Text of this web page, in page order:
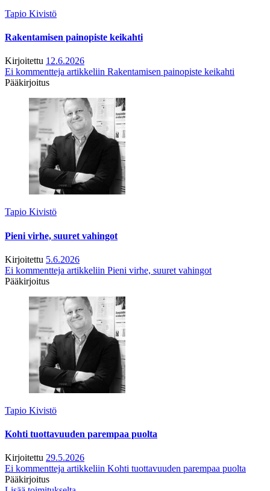
Tapio Kivistö
Rakentamisen painopiste keikahti
Kirjoitettu 12.6.2026
Ei kommentteja artikkeliin Rakentamisen painopiste keikahti
Pääkirjoitus
Tapio Kivistö
Pieni virhe, suuret vahingot
Kirjoitettu 5.6.2026
Ei kommentteja artikkeliin Pieni virhe, suuret vahingot
Pääkirjoitus
Tapio Kivistö
Kohti tuottavuuden parempaa puolta
Kirjoitettu 29.5.2026
Ei kommentteja artikkeliin Kohti tuottavuuden parempaa puolta
Pääkirjoitus